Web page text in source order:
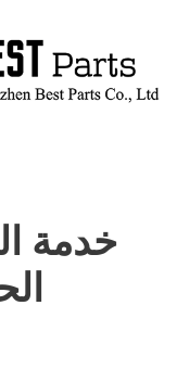
خدمة